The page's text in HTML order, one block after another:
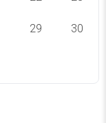
29 30